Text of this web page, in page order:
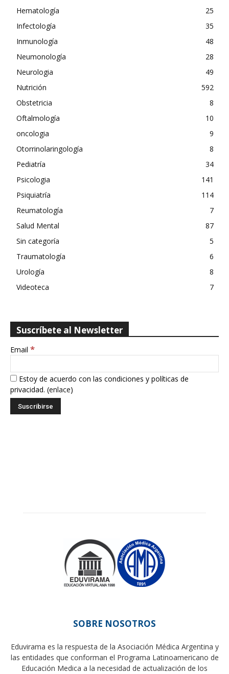
Hematología
25
Infectología
35
Inmunología
48
Neumonología
28
Neurologia
49
Nutrición
592
Obstetricia
8
Oftalmología
10
oncologia
9
Otorrinolaringología
8
Pediatría
34
Psicologia
141
Psiquiatría
114
Reumatología
7
Salud Mental
87
Sin categoría
5
Traumatología
6
Urología
8
Videoteca
7
Suscríbete al Newsletter
Email *
Estoy de acuerdo con las condiciones y políticas de
privacidad. (enlace)
SOBRE NOSOTROS
Eduvirama es la respuesta de la Asociación Médica Argentina y
las entidades que conforman el Programa Latinoamericano de
Educación Medica a la necesidad de actualización de los